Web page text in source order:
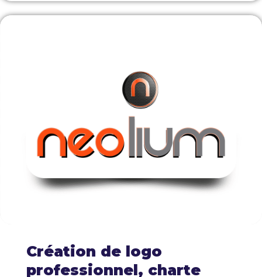
Création de logo
professionnel, charte